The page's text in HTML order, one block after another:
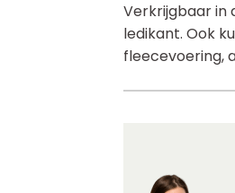
Verkrijgbaar in
ledikant. Ook
fleecevoering,